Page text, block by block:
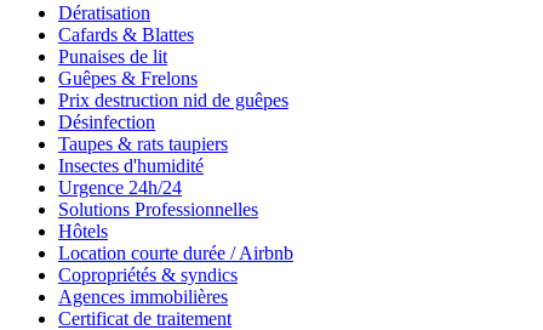
Dératisation
Cafards & Blattes
Punaises de lit
Guêpes & Frelons
Prix destruction nid de guêpes
Désinfection
Taupes & rats taupiers
Insectes d'humidité
Urgence 24h/24
Solutions Professionnelles
Hôtels
Location courte durée / Airbnb
Copropriétés & syndics
Agences immobilières
Certificat de traitement